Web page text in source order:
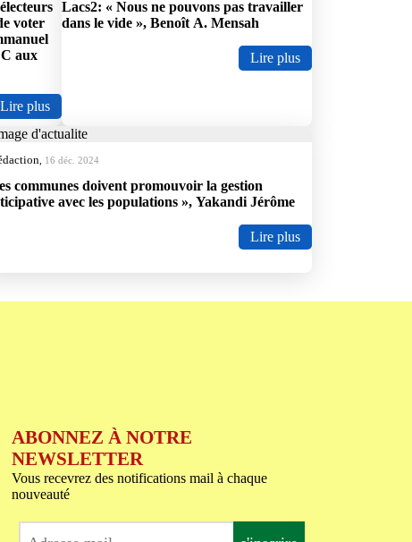
voter
aux
Lire plus
Lacs2: « Nous ne pouvons pas travailler
dans le vide », Benoît A. Mensah
Lire plus
16 déc. 2024
communes doivent promouvoir la gestion
avec les populations », Yakandi Jérôme
Lire plus
ABONNEZ À NOTRE
NEWSLETTER
Vous recevrez des notifications mail à chaque
nouveauté